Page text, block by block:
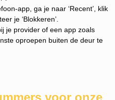
app, ga je naar ‘Recent’, klik
je ‘Blokkeren’.
je provider of een app zoals
oproepen buiten de deur te